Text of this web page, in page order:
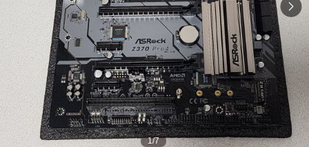
1/7